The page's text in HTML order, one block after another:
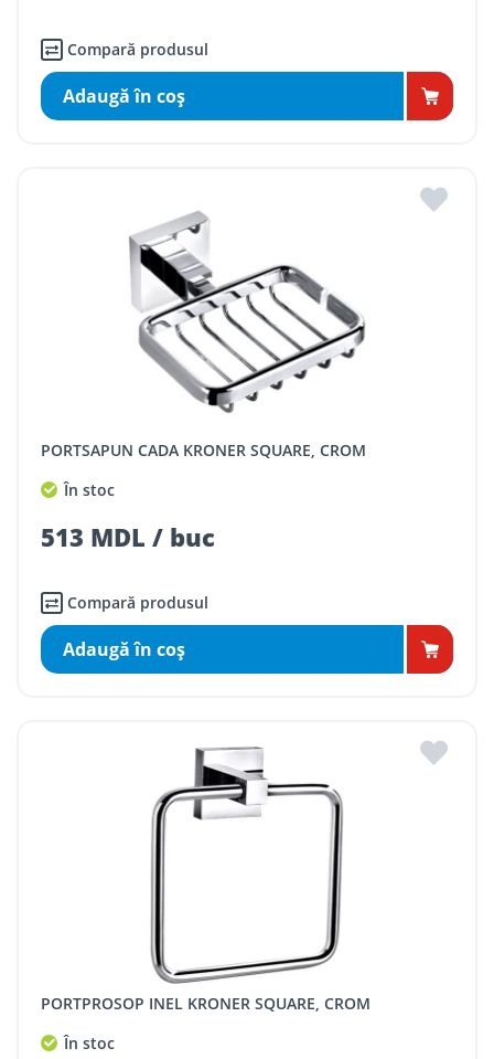
Compară produsul
Adaugă în coş
PORTSAPUN CADA KRONER SQUARE, CROM
În stoc
513 MDL / buc
Compară produsul
Adaugă în coş
PORTPROSOP INEL KRONER SQUARE, CROM
În stoc